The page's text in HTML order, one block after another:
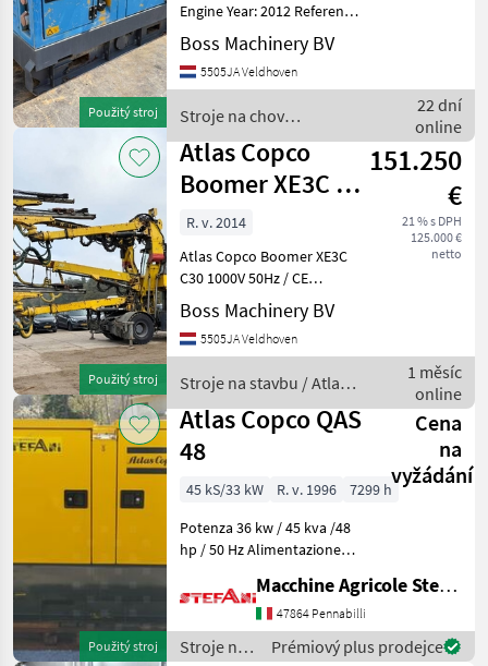
Použitý stroj
Engine Year: 2012 Reference
number: BM007918 Hours:
14.753 Type QAS20
Location Veldhoven,
Serial number: APP22
Boss Machinery BV
5505JA Veldhoven
Stroje na chov
hospodárskych zvierat /
Atlas Copco
22 dní
online
Použitý stroj
Atlas Copco
Boomer XE3C -
1000V / COP
3084 Drills
151.250
€
21 % s DPH
125.000 €
netto
R. v. 2014
Atlas Copco Boomer XE3C
C30 1000V 50Hz / CE
Certified Year: 2014
Reference number:
BM007075 Hours: 3.105
Location Veldhoven,
Netherlands Certif
Boss Machinery BV
5505JA Veldhoven
Stroje na stavbu / Atlas
Copco
1 měsíc
online
Použitý stroj
Atlas Copco QAS
48
Cena
na
vyžádání
45 kS/33 kW R. v. 1996
7299 h
Potenza 36 kw / 45 kva /48
hp / 50 Hz Alimentazione
1700 kg silenziato con
pannelli fono assorbenti
Quadro elettrico di
controllo St
Macchine Agricole Stefani Luciano
47864 Pennabilli
Stroje na
Prémiový plus prodejce